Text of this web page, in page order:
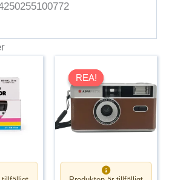
REA!
REA!